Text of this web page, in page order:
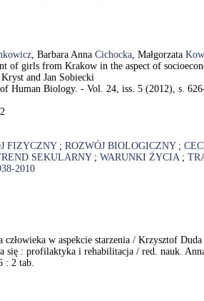
, Barbara Anna Cichocka, Małgorzata
of girls from Krakow in the aspect of
and Jan Sobiecki
Human Biology. - Vol. 24, iss. 5 (2012), s.
FIZYCZNY; ROZWÓJ BIOLOGICZNY;
SEKULARNY; WARUNKI ŻYCIA;
2010
człowieka w aspekcie starzenia / Krzysztof Duda
się : profilaktyka i rehabilitacja / red. nauk.
: 2 tab.